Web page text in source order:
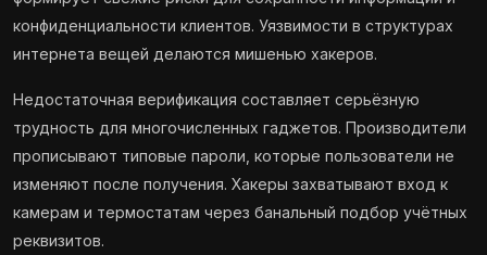
конфиденциальности клиентов. Уязвимости в структурах
интернета вещей делаются мишенью хакеров.
Недостаточная верификация составляет серьёзную
трудность для многочисленных гаджетов. Производители
прописывают типовые пароли, которые пользователи не
изменяют после получения. Хакеры захватывают вход к
камерам и термостатам через банальный подбор учётных
реквизитов.